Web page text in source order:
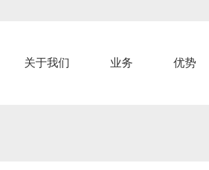
关于我们 业务 优势